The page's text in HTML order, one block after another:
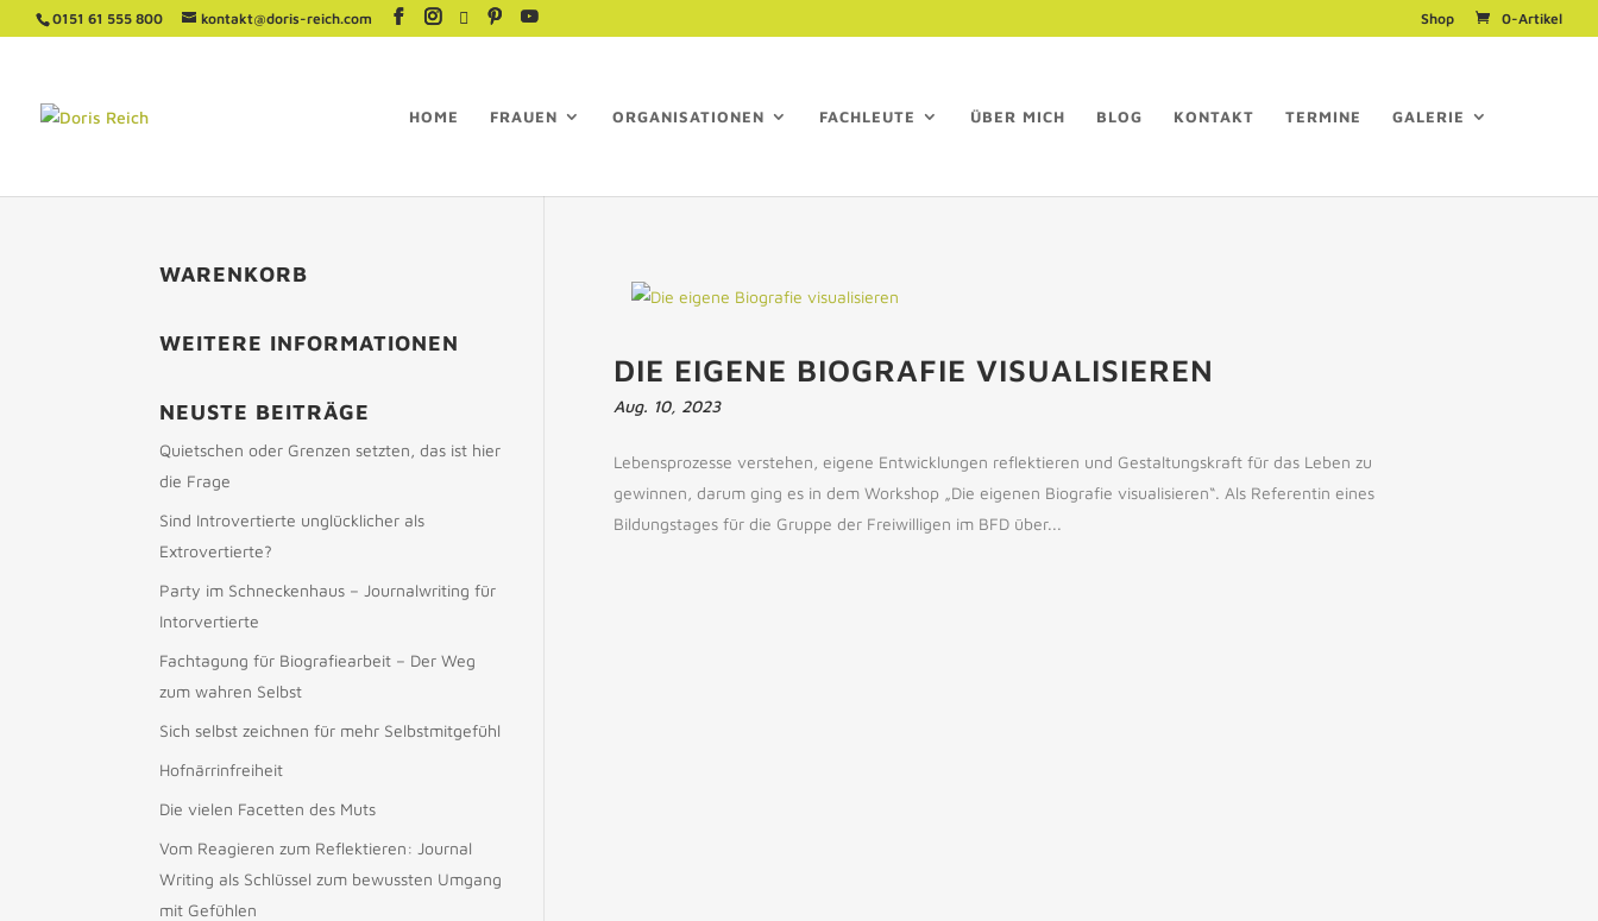
0151 61 555 800 kontakt@doris-reich.com Shop 0-Artikel
HOME FRAUEN ORGANISATIONEN FACHLEUTE ÜBER MICH BLOG KONTAKT TERMINE GALERIE
DIE EIGENE BIOGRAFIE VISUALISIEREN
Aug. 10, 2023
Lebensprozesse verstehen, eigene Entwicklungen reflektieren und Gestaltungskraft für das Leben zu
gewinnen, darum ging es in dem Workshop „Die eigenen Biografie visualisieren“. Als Referentin eines
Bildungstages für die Gruppe der Freiwilligen im BFD über...
WARENKORB
WEITERE INFORMATIONEN
NEUSTE BEITRÄGE
Quietschen oder Grenzen setzten, das ist hier
die Frage
Sind Introvertierte unglücklicher als
Extrovertierte?
Party im Schneckenhaus – Journalwriting für
Intorvertierte
Fachtagung für Biografiearbeit – Der Weg
zum wahren Selbst
Sich selbst zeichnen für mehr Selbstmitgefühl
Hofnärrinfreiheit
Die vielen Facetten des Muts
Vom Reagieren zum Reflektieren: Journal
Writing als Schlüssel zum bewussten Umgang
mit Gefühlen